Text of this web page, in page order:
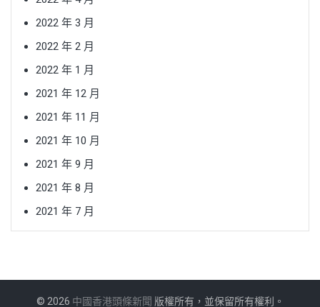
2022 年 3 月
2022 年 2 月
2022 年 1 月
2021 年 12 月
2021 年 11 月
2021 年 10 月
2021 年 9 月
2021 年 8 月
2021 年 7 月
© 2026 中國香港頭條新聞 版權所有，並保留所有權利。